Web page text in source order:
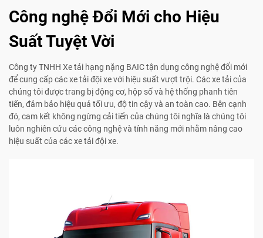
Công nghệ Đổi Mới cho Hiệu
Suất Tuyệt Vời
Công ty TNHH Xe tải hạng nặng BAIC tận dụng công nghệ đổi mới
để cung cấp các xe tải đội xe với hiệu suất vượt trội. Các xe tải của
chúng tôi được trang bị động cơ, hộp số và hệ thống phanh tiên
tiến, đảm bảo hiệu quả tối ưu, độ tin cậy và an toàn cao. Bên cạnh
đó, cam kết không ngừng cải tiến của chúng tôi nghĩa là chúng tôi
luôn nghiên cứu các công nghệ và tính năng mới nhằm nâng cao
hiệu suất của các xe tải đội xe.